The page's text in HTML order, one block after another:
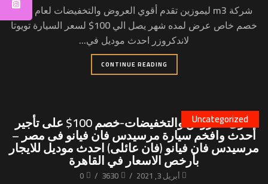
شركة m3 ليموزين تقدم أقوي العروض والتخفيضات لعام 2021
خصم خاص عرض لمده شهر يصل الي 100$ لسعر السيارة تويوتا
لاندكروزر احدث موديل في...
CONTINUE READING
Uncategorized أقوى العروض والتخفيضات-خصم 100$ على تأجير
أحدث وافخم سيارة مرسيدس فان فيانو فى مصر –
مرسيدس فان فيانو (فان عائلى) احدث موديل للايجار
بأرخص الاسعار في القاهرة
أبريل 3, 2021 /
3630
/
0